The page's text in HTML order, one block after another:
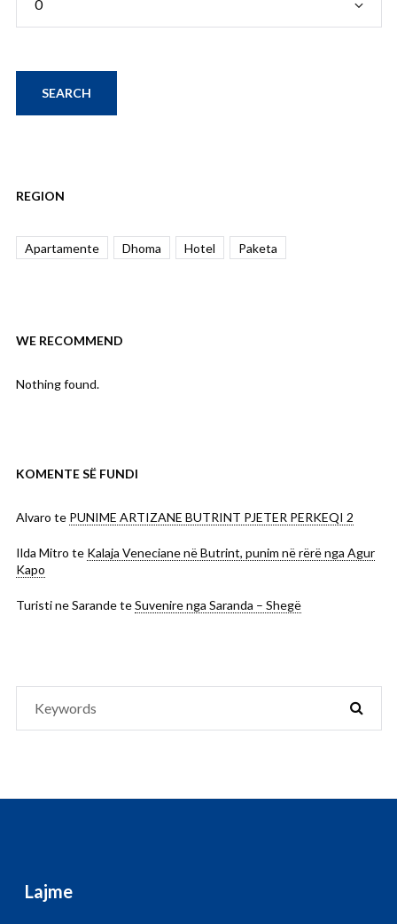
REGION
Apartamente Dhoma Hotel Paketa
WE RECOMMEND
Nothing found.
KOMENTE SË FUNDI
Alvaro te PUNIME ARTIZANE BUTRINT PJETER PERKEQI 2
Ilda Mitro te Kalaja Veneciane në Butrint, punim në rërë nga Agur
Kapo
Turisti ne SarandeteSuvenire nga Saranda – Shegë
Lajme